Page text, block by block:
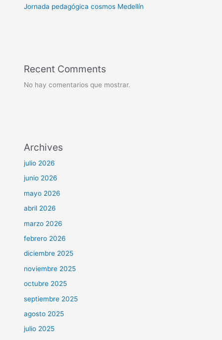
Jornada pedagógica cosmos Medellín
Recent Comments
No hay comentarios que mostrar.
Archives
julio 2026
junio 2026
mayo 2026
abril 2026
marzo 2026
febrero 2026
diciembre 2025
noviembre 2025
octubre 2025
septiembre 2025
agosto 2025
julio 2025